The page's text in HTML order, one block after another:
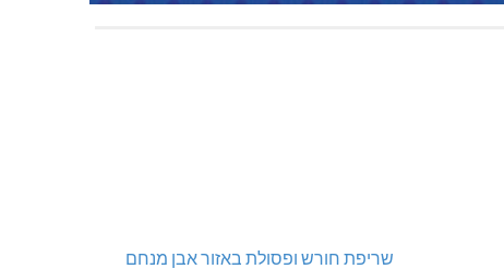
שריפת חורש ופסולת באזור אבן מנחם